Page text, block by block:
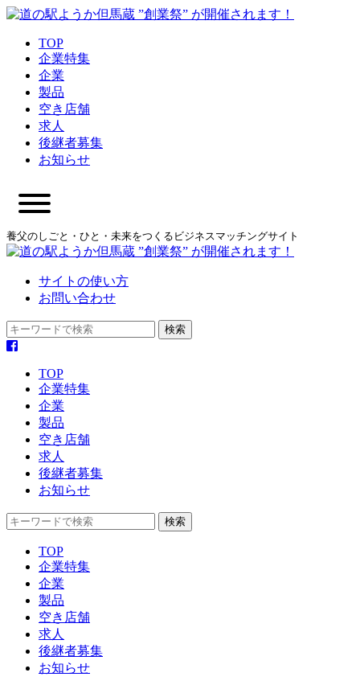
TOP
企業特集
企業
製品
空き店舗
求人
後継者募集
お知らせ
養父のしごと・ひと・未来をつくるビジネスマッチングサイト
サイトの使い方
お問い合わせ
TOP
企業特集
企業
製品
空き店舗
求人
後継者募集
お知らせ
TOP
企業特集
企業
製品
空き店舗
求人
後継者募集
お知らせ